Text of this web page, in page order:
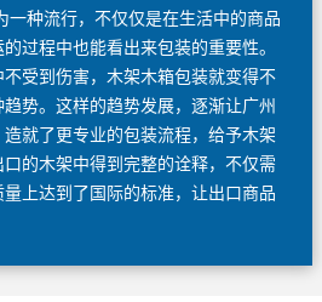
一种流行，不仅仅是在生活中的商品
过程中也能看出来包装的重要性。
受到伤害，木架木箱包装就变得不
势。这样的趋势发展，逐渐让广州
就了更专业的包装流程，给予木架
的木架中得到完整的诠释，不仅需
上达到了国际的标准，让出口商品